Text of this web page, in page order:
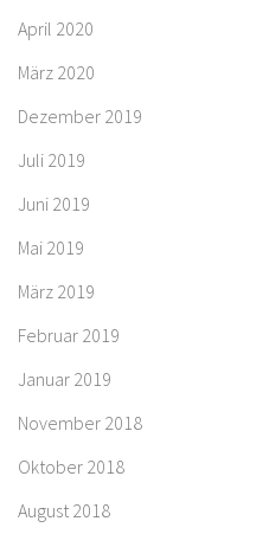
April 2020
März 2020
Dezember 2019
Juli 2019
Juni 2019
Mai 2019
März 2019
Februar 2019
Januar 2019
November 2018
Oktober 2018
August 2018